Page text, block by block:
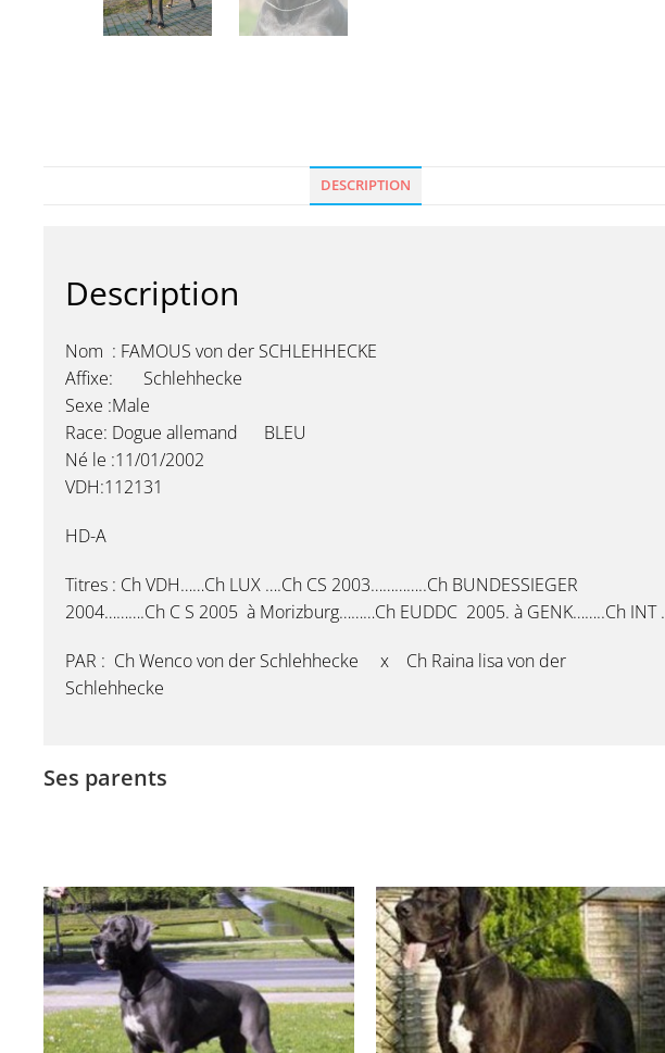
DESCRIPTION
Description
Nom : FAMOUS von der SCHLEHHECKE
Affixe: Schlehhecke
Sexe :Male
Race: Dogue allemand BLEU
Né le :11/01/2002
VDH:112131
HD-A
Titres : Ch VDH……Ch LUX ….Ch CS 2003…………..Ch BUNDESSIEGER
2004……….Ch C S 2005 à Morizburg………Ch EUDDC 2005. à GENK……..Ch INT .
PAR : Ch Wenco von der Schlehhecke x Ch Raina lisa von der
Schlehhecke
Ses parents